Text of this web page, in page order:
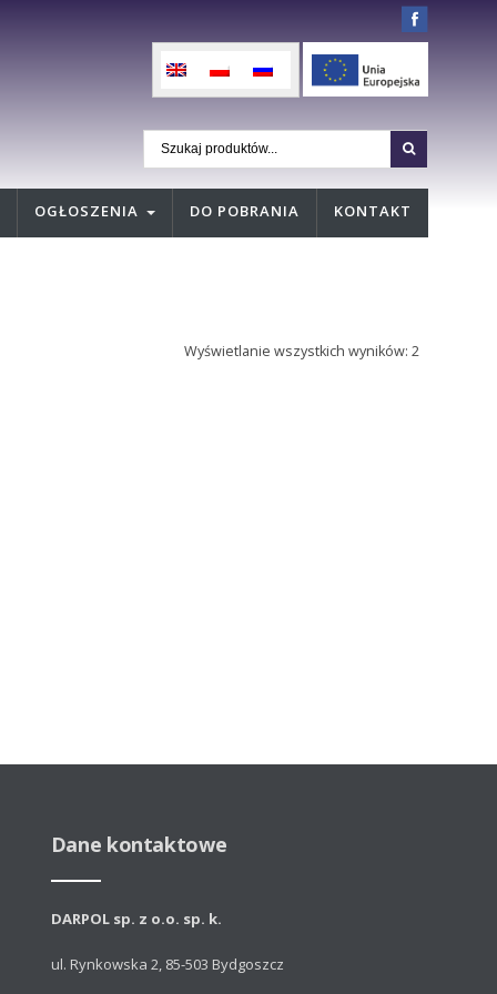
OGŁOSZENIA DO POBRANIA KONTAKT
Wyświetlanie wszystkich wyników: 2
Dane kontaktowe
DARPOL sp. z o.o. sp. k.
ul. Rynkowska 2, 85-503 Bydgoszcz